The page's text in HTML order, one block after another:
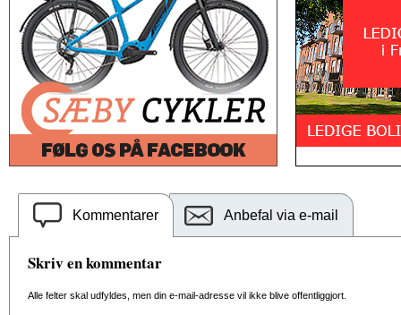
Kommentarer Anbefal via e-mail
Skriv en kommentar
Alle felter skal udfyldes, men din e-mail-adresse vil ikke blive offentliggjort.